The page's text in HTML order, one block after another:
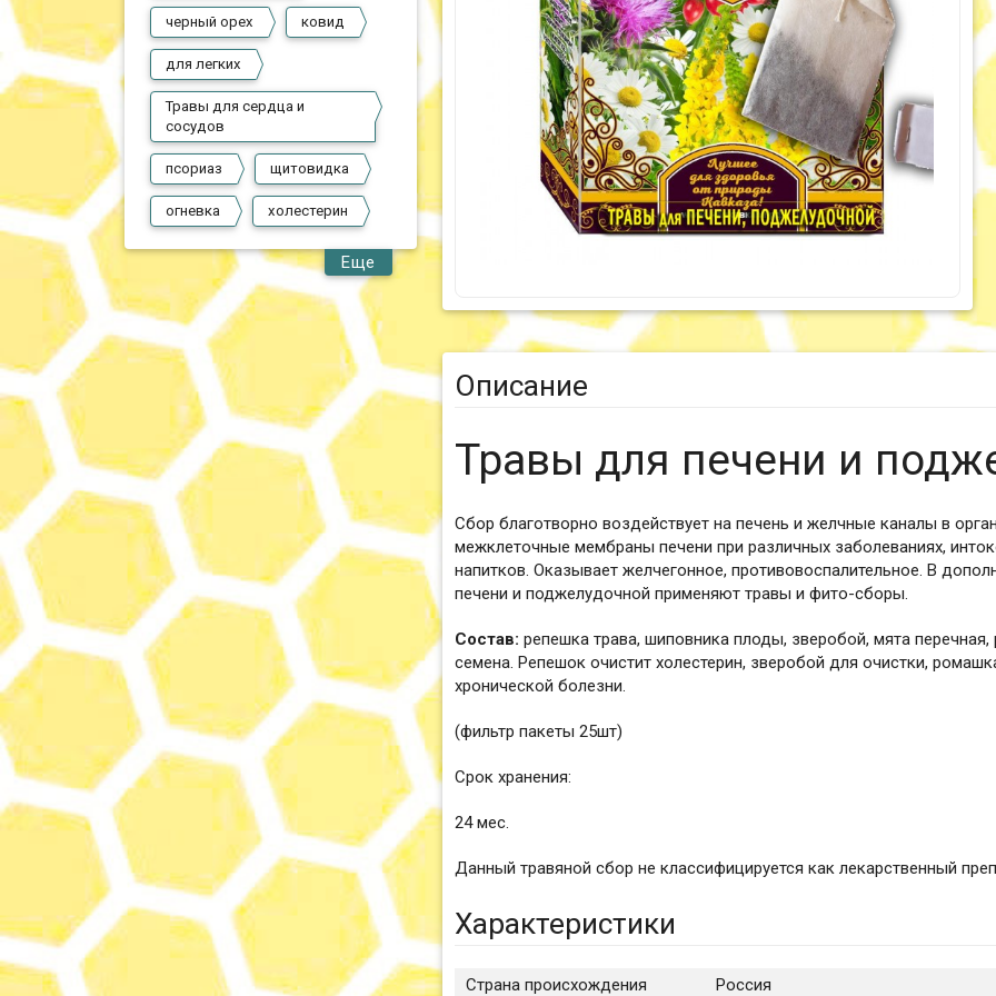
черный орех ковид
для легких
Травы для сердца и
сосудов
псориаз щитовидка
огневка холестерин
Еще
Описание
Травы для печени и
Сбор благотворно воздействует на печень и желчные каналы в
межклеточные мембраны печени при различных заболеваниях,
напитков. Оказывает желчегонное, противовоспалительное. В
печени и поджелудочной применяют травы и фито-сборы.
Состав: репешка трава, шиповника плоды, зверобой, мята
семена. Репешок очистит холестерин, зверобой для очистки,
хронической болезни.
(фильтр пакеты 25шт)
Срок хранения:
24 мес.
Данный травяной сбор не классифицируется как лекарственный
Характеристики
Страна происхождения Россия